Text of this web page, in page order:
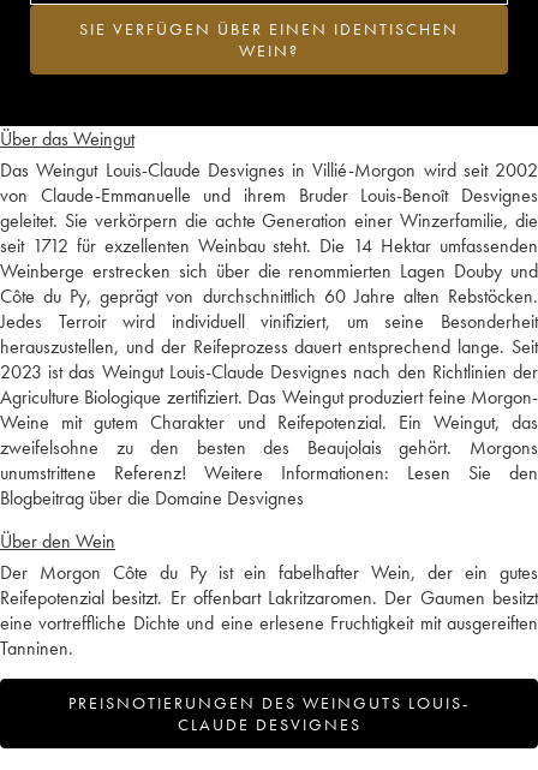
Über das Weingut
Das Weingut Louis-Claude Desvignes in Villié-Morgon wird seit 2002
von Claude-Emmanuelle und ihrem Bruder Louis-Benoît Desvignes
geleitet. Sie verkörpern die achte Generation einer Winzerfamilie, die
seit 1712 für exzellenten Weinbau steht. Die 14 Hektar umfassenden
Weinberge erstrecken sich über die renommierten Lagen Douby und
Côte du Py, geprägt von durchschnittlich 60 Jahre alten Rebstöcken.
Jedes Terroir wird individuell vinifiziert, um seine Besonderheit
herauszustellen, und der Reifeprozess dauert entsprechend lange. Seit
2023 ist das Weingut Louis-Claude Desvignes nach den Richtlinien der
Agriculture Biologique zertifiziert. Das Weingut produziert feine Morgon-
Weine mit gutem Charakter und Reifepotenzial. Ein Weingut, das
zweifelsohne zu den besten des Beaujolais gehört. Morgons
unumstrittene Referenz! Weitere Informationen: Lesen Sie den
Blogbeitrag über die Domaine Desvignes
Über den Wein
Der Morgon Côte du Py ist ein fabelhafter Wein, der ein gutes
Reifepotenzial besitzt. Er offenbart Lakritzaromen. Der Gaumen besitzt
eine vortreffliche Dichte und eine erlesene Fruchtigkeit mit ausgereiften
Tanninen.
PREISNOTIERUNGEN DES WEINGUTS LOUIS-
CLAUDE DESVIGNES
SIE VERFÜGEN ÜBER EINEN IDENTISCHEN
WEIN?